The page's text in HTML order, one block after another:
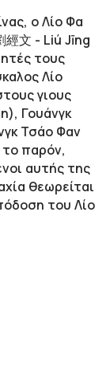
ο Λίο Φα
經文 - Liú Jīng
τους
Λίο
γιους
Γουάνγκ
Τσάο Φαν
το παρόν,
αυτής της
θεωρείται
του Λίο